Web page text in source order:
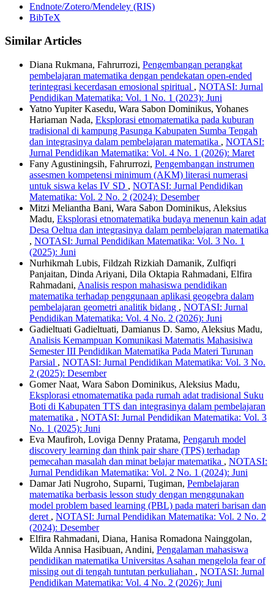
Endnote/Zotero/Mendeley (RIS)
BibTeX
Similar Articles
Diana Rukmana, Fahrurrozi, Pengembangan perangkat
pembelajaran matematika dengan pendekatan open-ended
terintegrasi kecerdasan emosional spiritual , NOTASI: Jurnal
Pendidikan Matematika: Vol. 1 No. 1 (2023): Juni
Yatno Yupiter Kasedu, Wara Sabon Dominikus, Yohanes
Hariaman Nada, Eksplorasi etnomatematika pada kuburan
tradisional di kampung Pasunga Kabupaten Sumba Tengah
dan integrasinya dalam pembelajaran matematika , NOTASI:
Jurnal Pendidikan Matematika: Vol. 4 No. 1 (2026): Maret
Fany Agustiningsih, Fahrurrozi, Pengembangan instrumen
assesmen kompetensi minimum (AKM) literasi numerasi
untuk siswa kelas IV SD , NOTASI: Jurnal Pendidikan
Matematika: Vol. 2 No. 2 (2024): Desember
Mitzi Meliantha Bani, Wara Sabon Dominikus, Aleksius
Madu, Eksplorasi etnomatematika budaya menenun kain adat
Desa Oeltua dan integrasinya dalam pembelajaran matematika
, NOTASI: Jurnal Pendidikan Matematika: Vol. 3 No. 1
(2025): Juni
Nurhikmah Lubis, Fildzah Rizkiah Damanik, Zulfiqri
Panjaitan, Dinda Ariyani, Dila Oktapia Rahmadani, Elfira
Rahmadani, Analisis respon mahasiswa pendidikan
matematika terhadap penggunaan aplikasi geogebra dalam
pembelajaran geometri analitik bidang , NOTASI: Jurnal
Pendidikan Matematika: Vol. 4 No. 2 (2026): Juni
Gadieltuati Gadieltuati, Damianus D. Samo, Aleksius Madu,
Analisis Kemampuan Komunikasi Matematis Mahasisiwa
Semester III Pendidikan Matematika Pada Materi Turunan
Parsial , NOTASI: Jurnal Pendidikan Matematika: Vol. 3 No.
2 (2025): Desember
Gomer Naat, Wara Sabon Dominikus, Aleksius Madu,
Eksplorasi etnomatematika pada rumah adat tradisional Suku
Boti di Kabupaten TTS dan integrasinya dalam pembelajaran
matematika , NOTASI: Jurnal Pendidikan Matematika: Vol. 3
No. 1 (2025): Juni
Eva Maufiroh, Loviga Denny Pratama, Pengaruh model
discovery learning dan think pair share (TPS) terhadap
pemecahan masalah dan minat belajar matematika , NOTASI:
Jurnal Pendidikan Matematika: Vol. 2 No. 1 (2024): Juni
Damar Jati Nugroho, Suparni, Tugiman, Pembelajaran
matematika berbasis lesson study dengan menggunakan
model problem based learning (PBL) pada materi barisan dan
deret , NOTASI: Jurnal Pendidikan Matematika: Vol. 2 No. 2
(2024): Desember
Elfira Rahmadani, Diana, Hanisa Romadona Nainggolan,
Wilda Annisa Hasibuan, Andini, Pengalaman mahasiswa
pendidikan matematika Universitas Asahan mengelola fear of
missing out di tengah tuntutan perkuliahan , NOTASI: Jurnal
Pendidikan Matematika: Vol. 4 No. 2 (2026): Juni